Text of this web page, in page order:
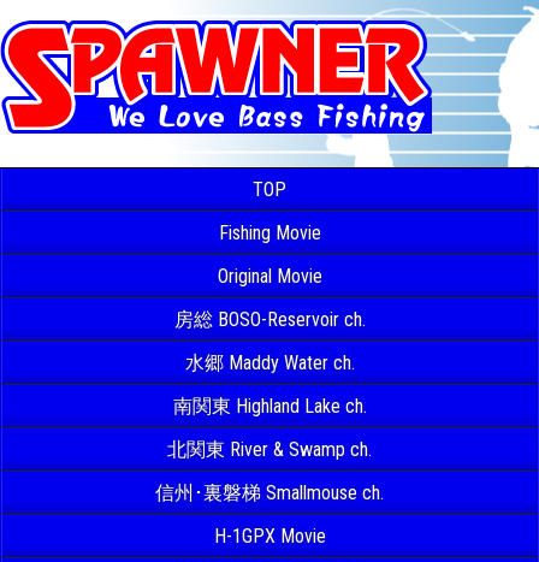
TOP
Fishing Movie
Original Movie
房総 BOSO-Reservoir ch.
水郷 Maddy Water ch.
南関東 Highland Lake ch.
北関東 River & Swamp ch.
信州･裏磐梯 Smallmouse ch.
H-1GPX Movie